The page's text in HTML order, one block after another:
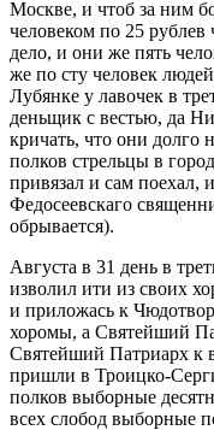
Москве, и чтоб за ним
человеком по 25 рублев
дело, и они же пять
же по сту человек
Лубянке у лавочек в
деньщик с вестью, да
кричать, что они долго
полков стрельцы в
привязал и сам поехал,
Федосеевскаго
обрывается).
Августа в 31 день в
изволил ити из своих
и приложась к
хоромы, а Святейший
Святейший Патриарх к
пришли в Троицко-
полков выборные
всех слобод выборные